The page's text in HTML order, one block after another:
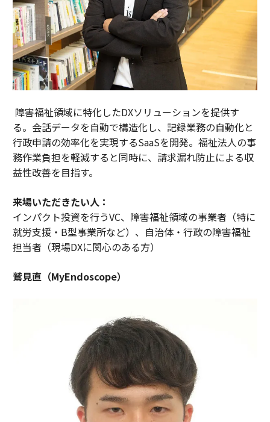
障害福祉領域に特化したDXソリューションを提供す
る。会話データを自動で構造化し、記録業務の自動化と
行政申請の効率化を実現するSaaSを開発。福祉法人の事
務作業負担を軽減すると同時に、請求漏れ防止による収
益性改善を目指す。
来場いただきたい人：
インパクト投資を行うVC、障害福祉領域の事業者（特に
就労支援・B型事業所など）、自治体・行政の障害福祉
担当者（現場DXに関心のある方）
鷲見直（MyEndoscope）